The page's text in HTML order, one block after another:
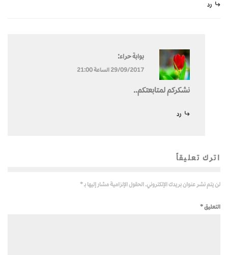
رد
بوابة حراء:
29/09/2017 الساعة 21:00
نشكركم لمتابعتكم..
رد
اترك تعليقاً
لن يتم نشر عنوان بريدك الإلكتروني. الحقول الإلزامية مشار إليها بـ*
التعليق*